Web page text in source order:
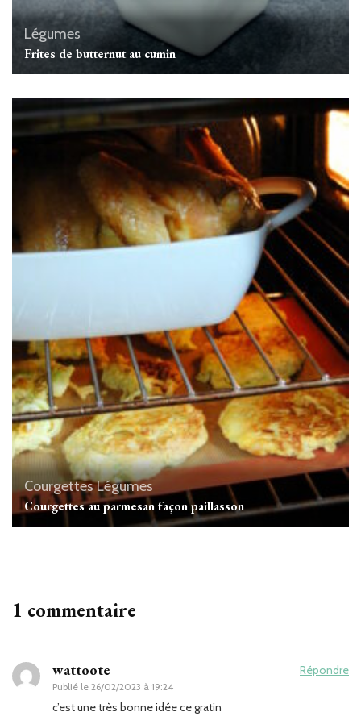
Légumes
Frites de butternut au cumin
CourgettesLégumes
Courgettes au parmesan façon paillasson
1 commentaire
wattoote
Publié le 26/02/2023 à 19:24
Répondre
c’est une très bonne idée ce gratin